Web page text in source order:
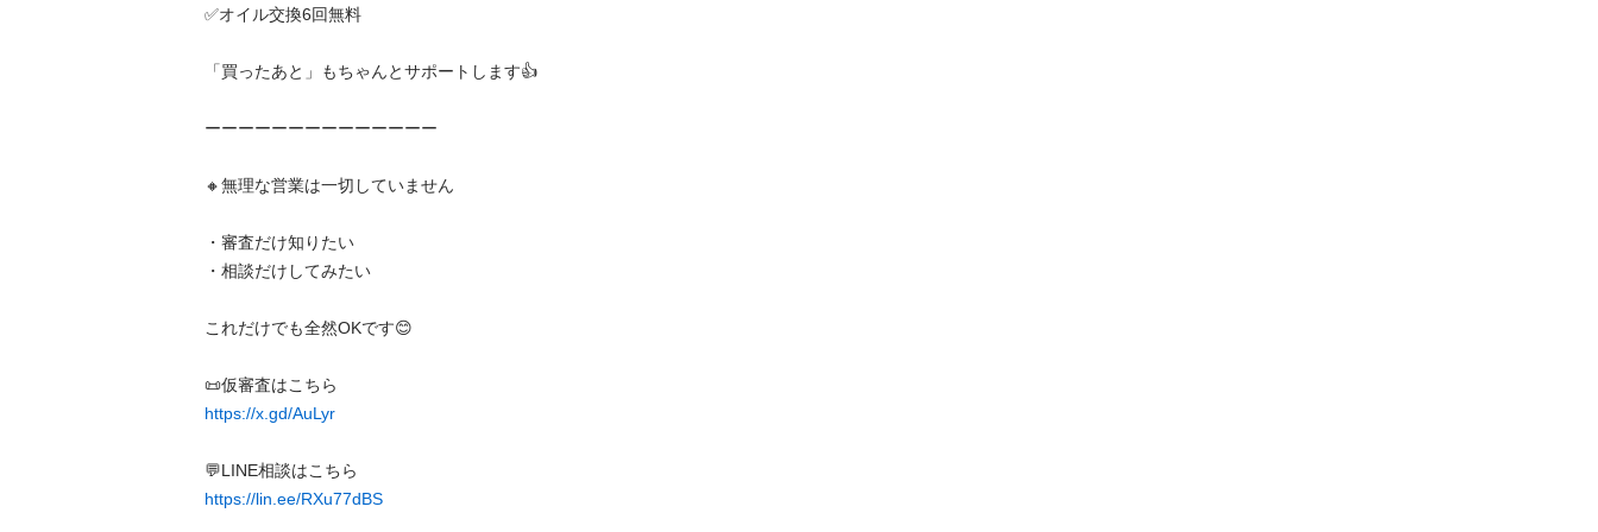
✅️オイル交換6回無料
「買ったあと」もちゃんとサポートします👍
ーーーーーーーーーーーーーー
🔸無理な営業は一切していません
・審査だけ知りたい
・相談だけしてみたい
これだけでも全然OKです😊
https://x.gd/AuLyr
https://lin.ee/RXu77dBS